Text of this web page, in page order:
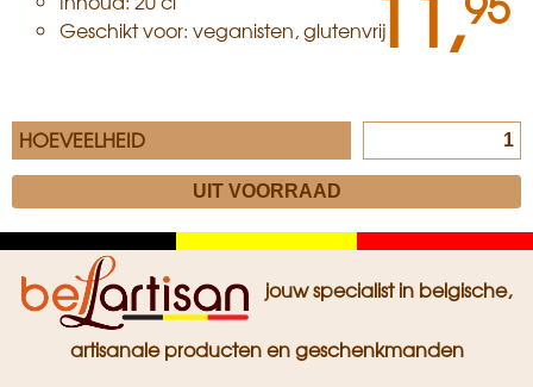
Geschikt voor: veganisten, glutenvrij
HOEVEELHEID
jouw specialist in belgische,
artisanale producten en geschenkmanden